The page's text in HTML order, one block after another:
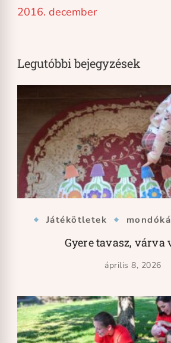
2016. december
Legutóbbi bejegyzések
Játékötletek
Gyere tavasz, várva
április 8, 2026